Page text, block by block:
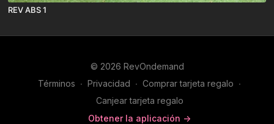
REV ABS 1
© 2026 RevOndemand
Términos ∙ Privacidad ∙ Comprar tarjeta regalo ∙
Canjear tarjeta regalo
Obtener la aplicación ->